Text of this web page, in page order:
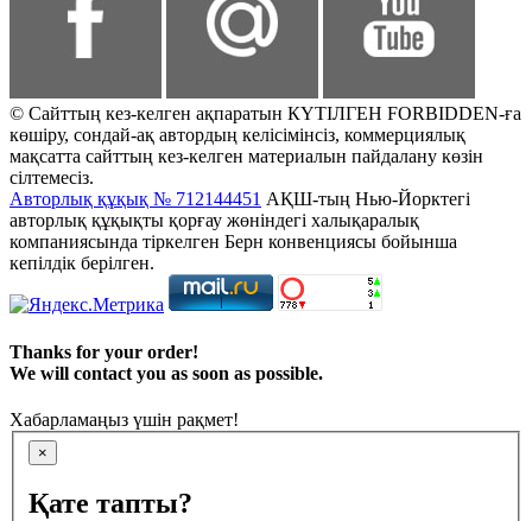
© Сайттың кез-келген ақпаратын КҮТІЛГЕН FORBIDDEN-ға
көшіру, сондай-ақ автордың келісімінсіз, коммерциялық
мақсатта сайттың кез-келген материалын пайдалану көзін
сілтемесіз.
Авторлық құқық № 712144451 АҚШ-тың Нью-Йорктегі
авторлық құқықты қорғау жөніндегі халықаралық
компаниясында тіркелген Берн конвенциясы бойынша
кепілдік берілген.
Thanks for your order!
We will contact you as soon as possible.
Хабарламаңыз үшін рақмет!
×
Қате тапты?